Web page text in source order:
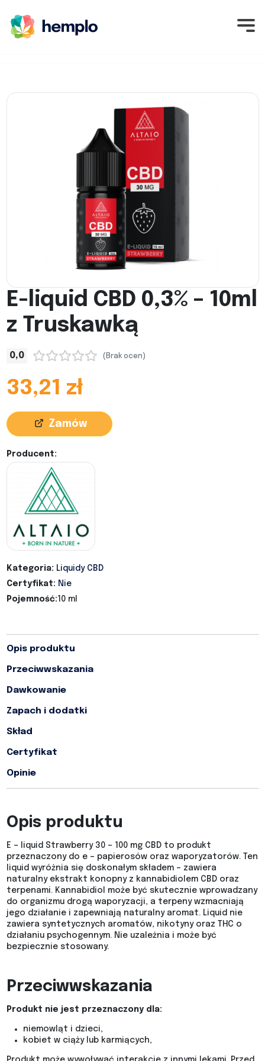
E-liquid CBD 0,3% – 10ml
z Truskawką
0,0 (Brak ocen)
33,21 zł
Zamów
Producent:
Kategoria: Liquidy CBD
Certyfikat: Nie
Pojemność:10 ml
Opis produktu
Przeciwwskazania
Dawkowanie
Zapach i dodatki
Skład
Certyfikat
Opinie
Opis produktu
E – liquid Strawberry 30 – 100 mg CBD to produkt
przeznaczony do e – papierosów oraz waporyzatorów. Ten
liquid wyróżnia się doskonałym składem – zawiera
naturalny ekstrakt konopny z kannabidiolem CBD oraz
terpenami. Kannabidiol może być skutecznie wprowadzany
do organizmu drogą waporyzacji, a terpeny wzmacniają
jego działanie i zapewniają naturalny aromat. Liquid nie
zawiera syntetycznych aromatów, nikotyny oraz THC o
działaniu psychogennym. Nie uzależnia i może być
bezpiecznie stosowany.
Przeciwwskazania
Produkt nie jest przeznaczony dla:
niemowląt i dzieci,
kobiet w ciąży lub karmiących,